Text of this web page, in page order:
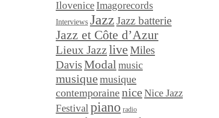
Ilovenice Imagorecords
Interviews Jazz Jazz batterie
Jazz et Côte d’Azur
Lieux Jazzlive Miles
Davis Modal music
musiquemusique
contemporaine niceNice Jazz
Festival piano radio